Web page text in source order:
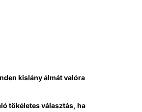
kislány álmát valóra
tökéletes választás, ha